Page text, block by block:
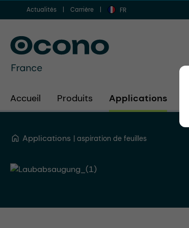
au contenu principal
Aller à la recherche
Aller à la navigation principale
Actualités Carrière FR
Accueil Produits Applications
Applications aspiration de feuilles